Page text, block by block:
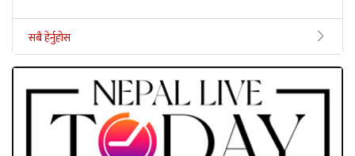
सबै हेर्नुहोस